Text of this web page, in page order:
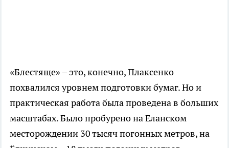
«Блестяще» – это, конечно, Плаксенко
похвалился уровнем подготовки бумаг. Но и
практическая работа была проведена в больших
масштабах. Было пробурено на Еланском
месторождении 30 тысяч погонных метров, на